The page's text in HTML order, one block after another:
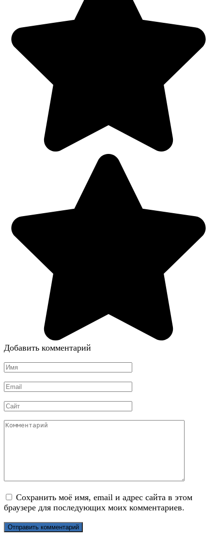
Добавить комментарий
Имя
Email
Сайт
Комментарий
Сохранить моё имя, email и адрес сайта в этом
браузере для последующих моих комментариев.